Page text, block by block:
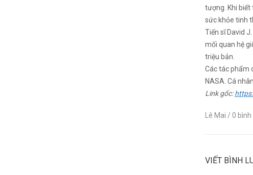
tượng. Khi biết
sức khỏe tinh
Tiến sĩ David
mối quan hệ
triệu bản.
Các tác phẩm
NASA. Cá
Link gốc:
Lê Mai / 0 bình
VIẾT BÌNH